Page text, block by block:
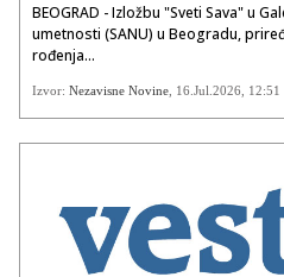
BEOGRAD - Izložbu "Sveti Sava" u
umetnosti (SANU) u Beogradu,
rođenja...
Izvor: Nezavisne Novine 16.Jul.2026 , 12:51